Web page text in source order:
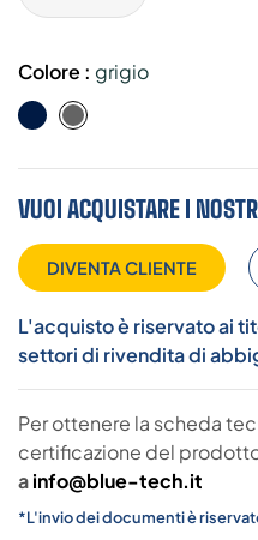
Colore : grigio
Bluegrigio
VUOI ACQUISTARE I
DIVENTA CLIENTE
L'acquisto è riservato ai
settori di rivendita di
Per ottenere la scheda
certificazione del
ainfo@blue-tech.it
*L'invio dei documenti è